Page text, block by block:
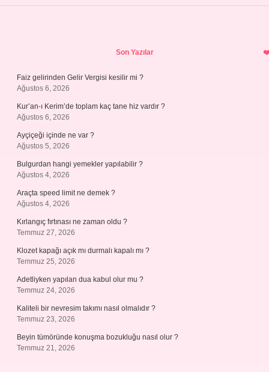
Son Yazılar
Faiz gelirinden Gelir Vergisi kesilir mi ?
Ağustos 6, 2026
Kur’an-ı Kerim’de toplam kaç tane hiz vardır ?
Ağustos 6, 2026
Ayçiçeği içinde ne var ?
Ağustos 5, 2026
Bulgurdan hangi yemekler yapılabilir ?
Ağustos 4, 2026
Araçta speed limit ne demek ?
Ağustos 4, 2026
Kırlangıç fırtınası ne zaman oldu ?
Temmuz 27, 2026
Klozet kapağı açık mı durmalı kapalı mı ?
Temmuz 25, 2026
Adetliyken yapılan dua kabul olur mu ?
Temmuz 24, 2026
Kaliteli bir nevresim takımı nasıl olmalıdır ?
Temmuz 23, 2026
Beyin tümöründe konuşma bozukluğu nasıl olur ?
Temmuz 21, 2026